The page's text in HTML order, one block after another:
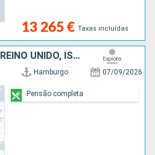
13 265 € Taxas incluídas
ALEMANHA, IRLANDA, REINO UNIDO, ISLÂNDIA, GROENLANDIA, CANADÁ
Hamburgo 07/09/2026
Pensão completa